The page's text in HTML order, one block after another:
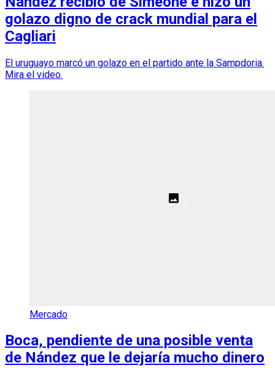
golazo digno de crack mundial para el
Cagliari
El uruguayo marcó un golazo en el partido ante la Sampdoria.
Mira el video.
Mercado
Boca, pendiente de una posible venta
de Nández que le dejaría mucho dinero